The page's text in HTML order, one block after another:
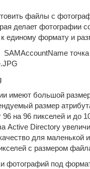
файлы с
делает фотографии
единому формату и
имеют большой
размер
96 на 96 пикселей и до
Active Directory
для маленькой
с размером
фотографий под